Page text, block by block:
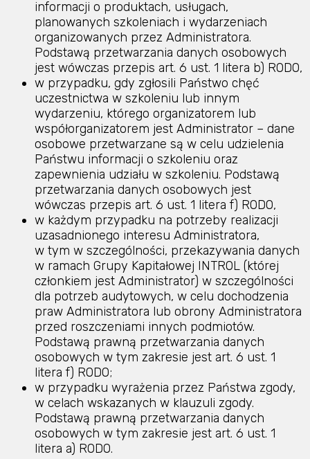
informacji o produktach, usługach,
planowanych szkoleniach i wydarzeniach
organizowanych przez Administratora.
Podstawą przetwarzania danych osobowych
jest wówczas przepis art. 6 ust. 1 litera b) RODO,
w przypadku, gdy zgłosili Państwo chęć
uczestnictwa w szkoleniu lub innym
wydarzeniu, którego organizatorem lub
współorganizatorem jest Administrator – dane
osobowe przetwarzane są w celu udzielenia
Państwu informacji o szkoleniu oraz
zapewnienia udziału w szkoleniu. Podstawą
przetwarzania danych osobowych jest
wówczas przepis art. 6 ust. 1 litera f) RODO,
w każdym przypadku na potrzeby realizacji
uzasadnionego interesu Administratora,
w tym w szczególności, przekazywania danych
w ramach Grupy Kapitałowej INTROL (której
członkiem jest Administrator) w szczególności
dla potrzeb audytowych, w celu dochodzenia
praw Administratora lub obrony Administratora
przed roszczeniami innych podmiotów.
Podstawą prawną przetwarzania danych
osobowych w tym zakresie jest art. 6 ust. 1
litera f) RODO;
w przypadku wyrażenia przez Państwa zgody,
w celach wskazanych w klauzuli zgody.
Podstawą prawną przetwarzania danych
osobowych w tym zakresie jest art. 6 ust. 1
litera a) RODO.